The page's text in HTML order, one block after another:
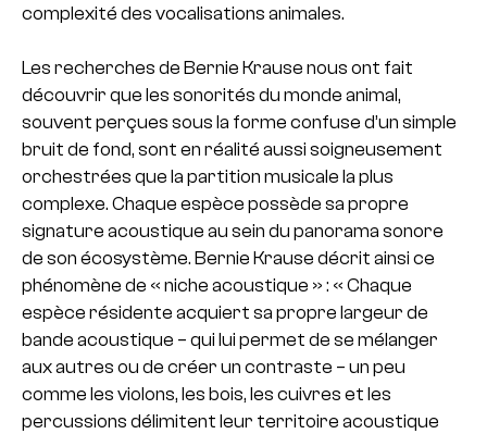
complexité des vocalisations animales.
Les recherches de Bernie Krause nous ont fait
découvrir que les sonorités du monde animal,
souvent perçues sous la forme confuse d’un simple
bruit de fond, sont en réalité aussi soigneusement
orchestrées que la partition musicale la plus
complexe. Chaque espèce possède sa propre
signature acoustique au sein du panorama sonore
de son écosystème. Bernie Krause décrit ainsi ce
phénomène de « niche acoustique » : « Chaque
espèce résidente acquiert sa propre largeur de
bande acoustique – qui lui permet de se mélanger
aux autres ou de créer un contraste – un peu
comme les violons, les bois, les cuivres et les
percussions délimitent leur territoire acoustique